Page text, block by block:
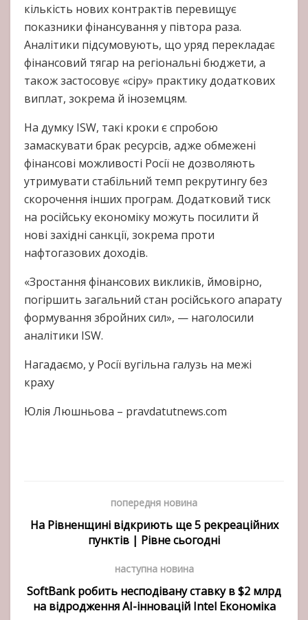
кількість нових контрактів перевищує
показники фінансування у півтора раза.
Аналітики підсумовують, що уряд перекладає
фінансовий тягар на регіональні бюджети, а
також застосовує «сіру» практику додаткових
виплат, зокрема й іноземцям.
На думку ISW, такі кроки є спробою
замаскувати брак ресурсів, адже обмежені
фінансові можливості Росії не дозволяють
утримувати стабільний темп рекрутингу без
скорочення інших програм. Додатковий тиск
на російську економіку можуть посилити й
нові західні санкції, зокрема проти
нафтогазових доходів.
«Зростання фінансових викликів, ймовірно,
погіршить загальний стан російського апарату
формування збройних сил», — наголосили
аналітики ISW.
Нагадаємо, у Росії вугільна галузь на межі
краху
Юлія Люшньова – pravdatutnews.com
попередня новина
На Рівненщині відкриють ще 5 рекреаційних
пунктів | Рівне сьогодні
наступна новина
SoftBank робить несподівану ставку в $2 млрд
на відродження AI-інновацій Intel Економіка